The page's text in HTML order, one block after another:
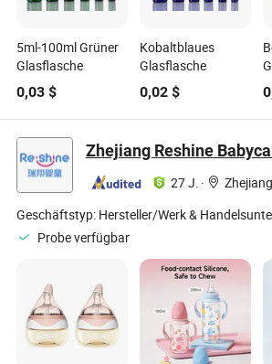
5ml-100ml Grüner
Glasflasche
0,03 $
Kobaltblaues
Glasflasche
0,02$
Zhejiang Reshine
27 J. ·
Geschäftstyp: Hersteller/Werk &
Probe verfügbar